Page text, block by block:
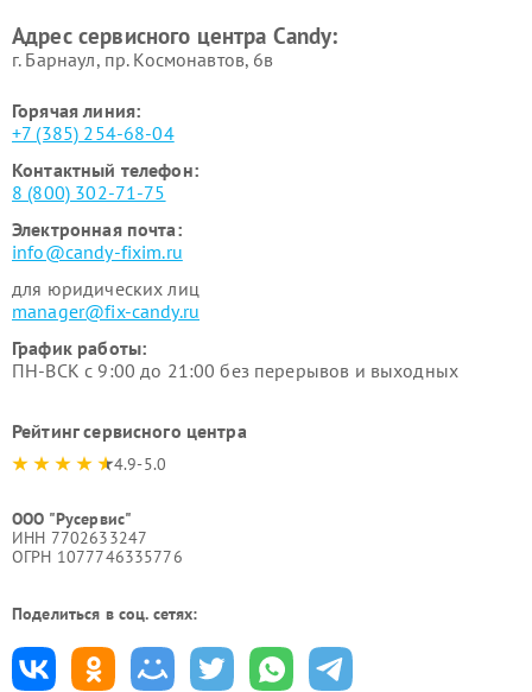
Адрес сервисного центра Candy:
г. Барнаул, ​пр. Космонавтов, 6в
Горячая линия:
+7 (385) 254-68-04
Контактный телефон:
8 (800) 302-71-75
Электронная почта:
info@candy-fixim.ru
для юридических лиц
manager@fix-candy.ru
График работы:
ПН-ВСК с 9:00 до 21:00 без перерывов и выходных
Рейтинг сервисного центра
4.9-5.0
ООО "Русервис"
ИНН 7702633247
ОГРН 1077746335776
Поделиться в соц. сетях: